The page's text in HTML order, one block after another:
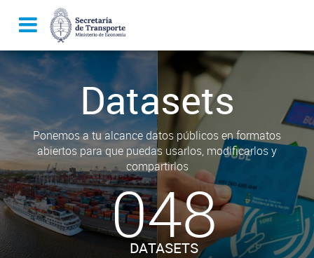
Datasets
Ponemos a tu alcance datos públicos en formatos
abiertos para que puedas usarlos, modificarlos y
compartirlos
048
DATASETS